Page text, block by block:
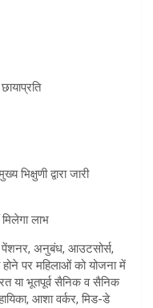
भिक्षुणी द्वारा जारी
लाभ
पेंशनर, अनुबंध, आउटसोर्स,
पर महिलाओं को योजना में
या भूतपूर्व सैनिक व सैनिक
आशा वर्कर, मिड-डे